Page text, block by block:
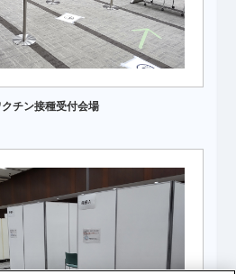
チン接種受付会場